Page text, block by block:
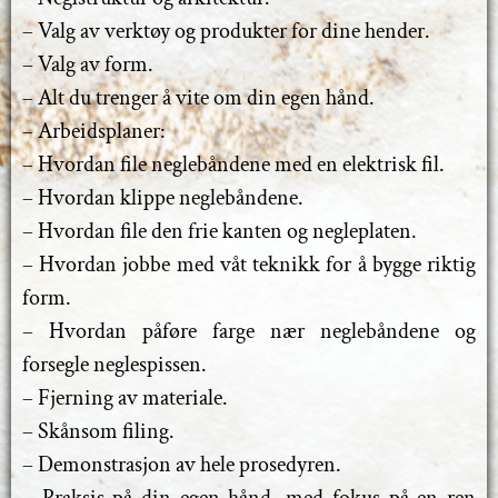
– Valg av verktøy og produkter for dine hender.
– Valg av form.
– Alt du trenger å vite om din egen hånd.
– Arbeidsplaner:
– Hvordan file neglebåndene med en elektrisk fil.
– Hvordan klippe neglebåndene.
– Hvordan file den frie kanten og negleplaten.
– Hvordan jobbe med våt teknikk for å bygge riktig
form.
– Hvordan påføre farge nær neglebåndene og
forsegle neglespissen.
– Fjerning av materiale.
– Skånsom filing.
– Demonstrasjon av hele prosedyren.